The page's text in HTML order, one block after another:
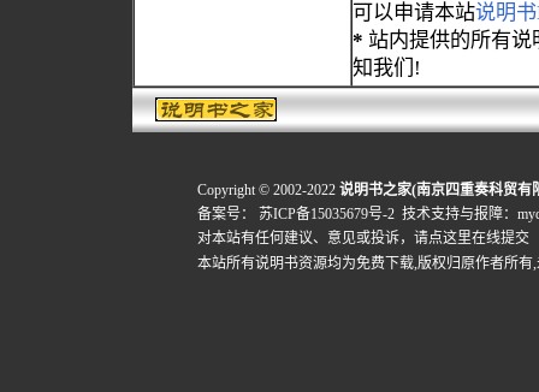
可以申请本站说明
* 站内提供的所有
知我们!
Copyright © 2002-2022 说明书之家(南京四重奏科贸有
备案号：
苏ICP备15035679号-2 技术支持与报障：
对本站有任何建议、意见或投诉， 请点这里在线提交
本站所有说明书资源均为免费下载,版权归原作者所